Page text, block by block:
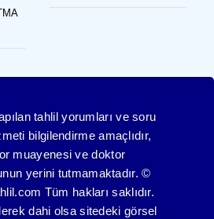
tahlil yorumları ve soru
bilgilendirme amaçlıdır,
muayenesi ve doktor
yerini tutmamaktadır. ©
Tüm hakları saklıdır.
dahi olsa sitedeki görsel